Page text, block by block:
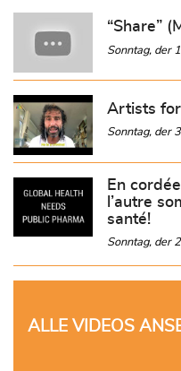
“Share”
Sonntag, der
Artists
Sonntag, der
En
l’autre
santé!
Sonntag, der
ALLE VIDEOS